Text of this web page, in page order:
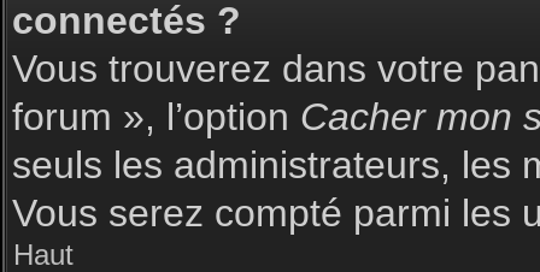
connectés ?
Vous trouverez dans votre
forum », l’option Cacher mon
seuls les administrateurs, les
Vous serez compté parmi les
Haut